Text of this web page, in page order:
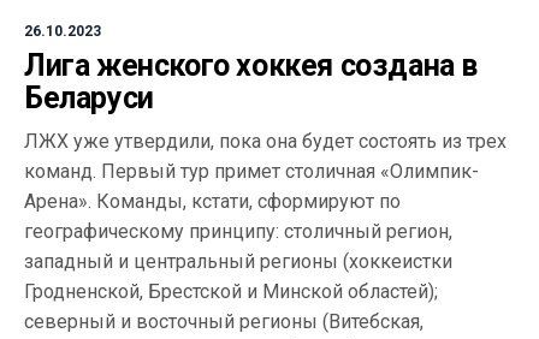
26.10.2023
Лига женского хоккея создана в
Беларуси
ЛЖХ уже утвердили, пока она будет состоять из трех
команд. Первый тур примет столичная «Олимпик-
Арена». Команды, кстати, сформируют по
географическому принципу: столичный регион,
западный и центральный регионы (хоккеистки
Гродненской, Брестской и Минской областей);
северный и восточный регионы (Витебская,